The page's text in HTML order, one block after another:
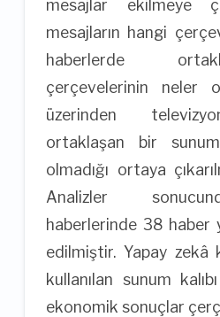
mesajlar ekilmeye
mesajların hangi
haberlerde
çerçevelerinin neler
üzerinden
ortaklaşan bir
olmadığı ortaya
Analizler
haberlerinde 38 haber
edilmiştir. Yapay zekâ
kullanılan sunum
ekonomik sonuçlar